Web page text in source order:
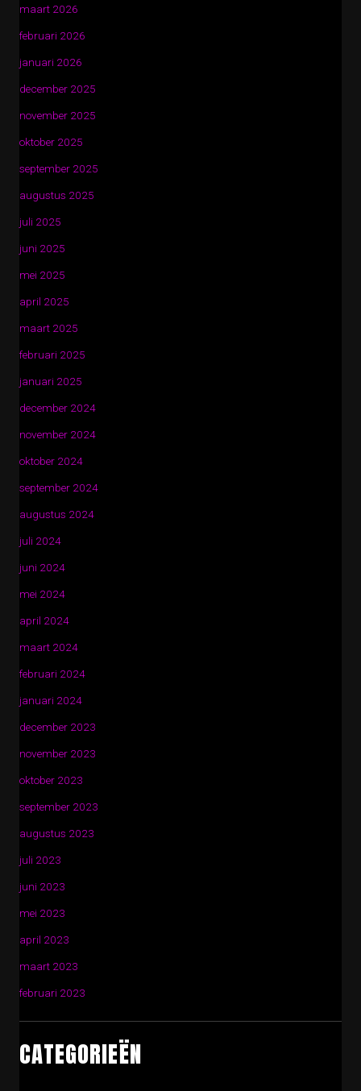
maart 2026
februari 2026
januari 2026
december 2025
november 2025
oktober 2025
september 2025
augustus 2025
juli 2025
juni 2025
mei 2025
april 2025
maart 2025
februari 2025
januari 2025
december 2024
november 2024
oktober 2024
september 2024
augustus 2024
juli 2024
juni 2024
mei 2024
april 2024
maart 2024
februari 2024
januari 2024
december 2023
november 2023
oktober 2023
september 2023
augustus 2023
juli 2023
juni 2023
mei 2023
april 2023
maart 2023
februari 2023
CATEGORIEËN